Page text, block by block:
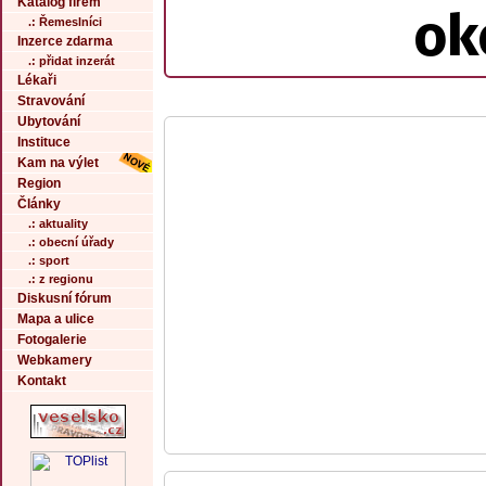
.: Řemeslníci
Inzerce zdarma
.: přidat inzerát
Lékaři
Stravování
Ubytování
Instituce
Kam na výlet
Region
Články
.: aktuality
.: obecní úřady
.: sport
.: z regionu
Diskusní fórum
Mapa a ulice
Fotogalerie
Webkamery
Kontakt